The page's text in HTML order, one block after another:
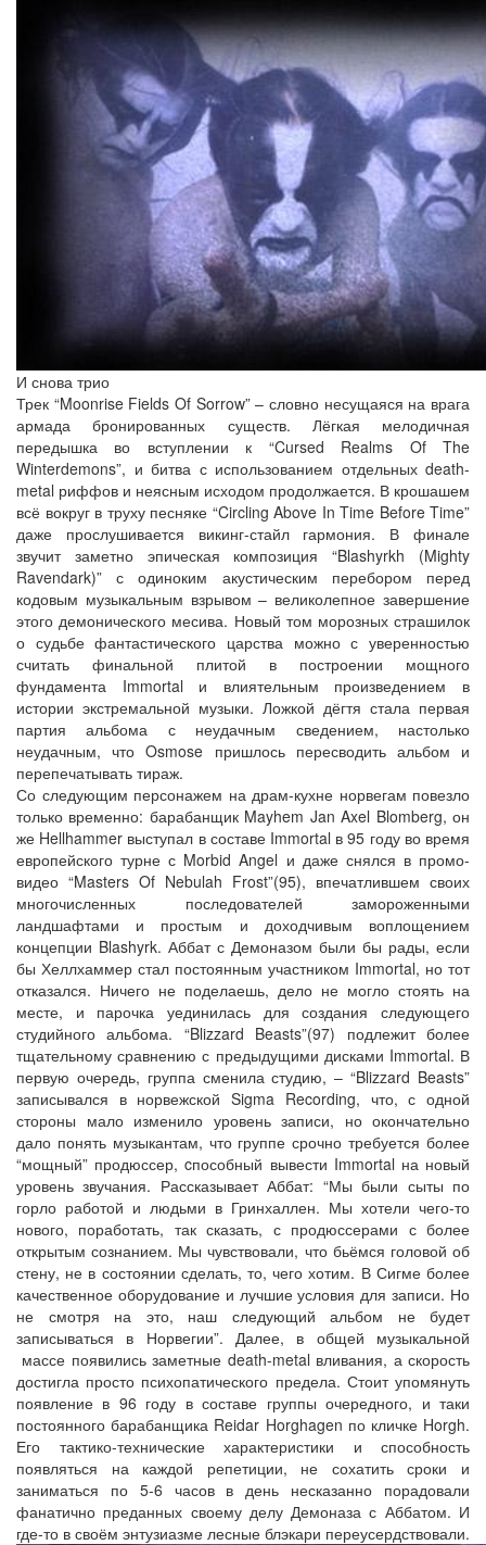
И снова трио
Трек “Moonrise Fields Of Sorrow” – словно несущаяся на врага
армада бронированных существ. Лёгкая мелодичная
передышка во вступлении к “Cursed Realms Of The
Winterdemons”, и битва с использованием отдельных death-
metal риффов и неясным исходом продолжается. В крошашем
всё вокруг в труху песняке “Circling Above In Time Before Time”
даже прослушивается викинг-стайл гармония. В финале
звучит заметно эпическая композиция “Blashyrkh (Mighty
Ravendark)” с одиноким акустическим перебором перед
кодовым музыкальным взрывом – великолепное завершение
этого демонического месива. Новый том морозных страшилок
о судьбе фантастического царства можно с уверенностью
считать финальной плитой в построении мощного
фундамента Immortal и влиятельным произведением в
истории экстремальной музыки. Ложкой дёгтя стала первая
партия альбома с неудачным сведением, настолько
неудачным, что Osmose пришлось пересводить альбом и
перепечатывать тираж.
Со следующим персонажем на драм-кухне норвегам повезло
только временно: барабанщик Mayhem Jan Axel Blomberg, он
же Hellhammer выступал в составе Immortal в 95 году во время
европейского турне с Morbid Angel и даже снялся в промо-
видео “Masters Of Nebulah Frost”(95), впечатлившем своих
многочисленных последователей замороженными
ландшафтами и простым и доходчивым воплощением
концепции Blashyrk. Аббат с Демоназом были бы рады, если
бы Хеллхаммер стал постоянным участником Immortal, но тот
отказался. Ничего не поделаешь, дело не могло стоять на
месте, и парочка уединилась для создания следующего
студийного альбома. “Blizzard Beasts”(97) подлежит более
тщательному сравнению с предыдущими дисками Immortal. В
первую очередь, группа сменила студию, – “Blizzard Beasts”
записывался в норвежской Sigma Recording, что, с одной
стороны мало изменило уровень записи, но окончательно
дало понять музыкантам, что группе срочно требуется более
“мощный” продюссер, cпособный вывести Immortal на новый
уровень звучания. Рассказывает Аббат: “Мы были сыты по
горло работой и людьми в Гринхаллен. Мы хотели чего-то
нового, поработать, так сказать, с продюссерами с более
открытым сознанием. Мы чувствовали, что бьёмся головой об
стену, не в состоянии сделать, то, чего хотим. В Сигме более
качественное оборудование и лучшие условия для записи. Но
не смотря на это, наш следующий альбом не будет
записываться в Норвегии”. Далее, в общей музыкальной
массе появились заметные death-metal вливания, а скорость
достигла просто психопатического предела. Стоит упомянуть
появление в 96 году в составе группы очередного, и таки
постоянного барабанщика Reidar Horghagen по кличке Horgh.
Его тактико-технические характеристики и способность
появляться на каждой репетиции, не сохатить сроки и
заниматься по 5-6 часов в день несказанно порадовали
фанатично преданных своему делу Демоназа с Аббатом. И
где-то в своём энтузиазме лесные блэкари переусердствовали.